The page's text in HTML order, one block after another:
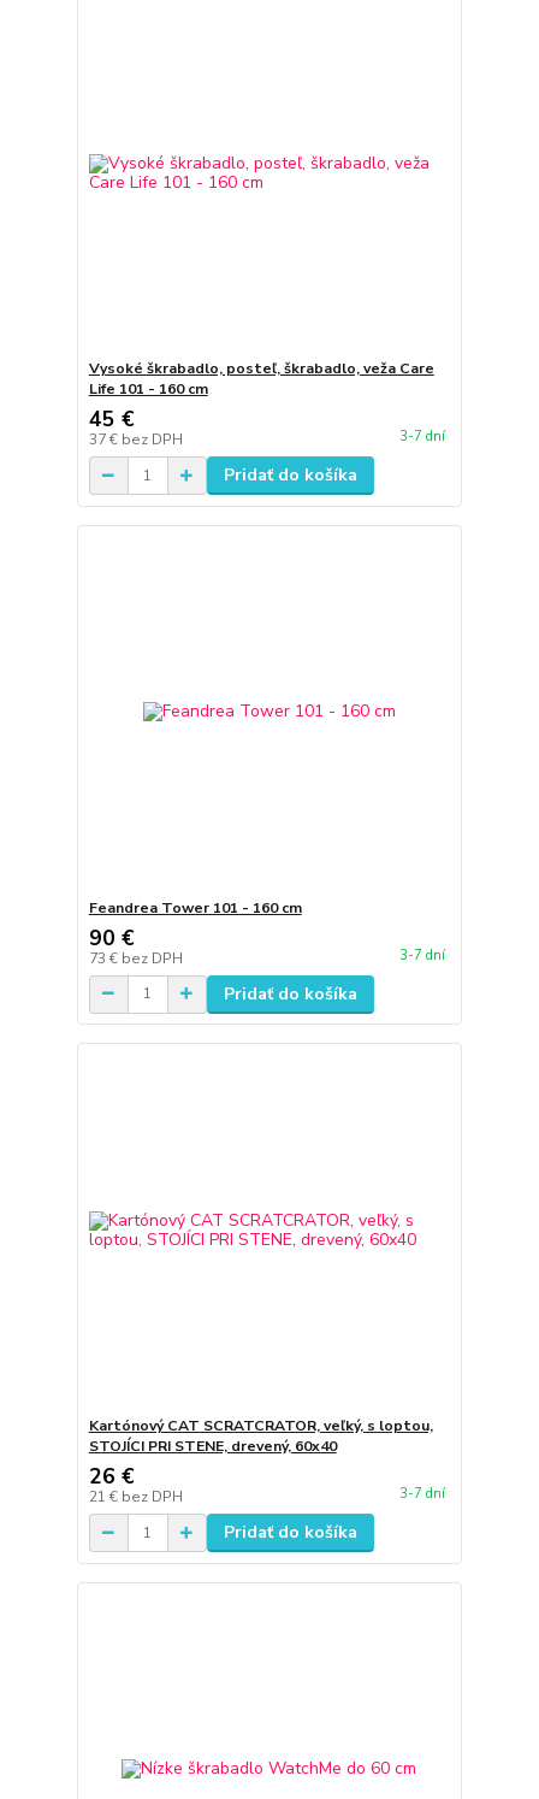
Vysoké škrabadlo, posteľ, škrabadlo, veža Care
Life 101 - 160 cm
45 €
37 € bez DPH 3-7 dní
Pridať do košíka
Feandrea Tower 101 - 160 cm
90 €
73 € bez DPH 3-7 dní
Pridať do košíka
Kartónový CAT SCRATCRATOR, veľký, s loptou,
STOJÍCI PRI STENE, drevený, 60x40
26 €
21 € bez DPH 3-7 dní
Pridať do košíka